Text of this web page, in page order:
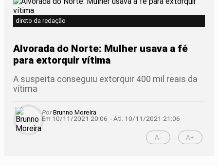
direto da redação
Alvorada do Norte: Mulher usava a fé
para extorquir vítima
A suspeita conseguiu extorquir 400 mil reais da
vítima
PorBrunno Moreira
Em 10/11/2021 20:06 - Atl. 10/11/2021 21:06
A- A+